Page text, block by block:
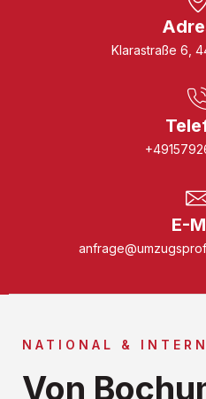
Klarastraße 6,
E-
NATIONAL &
Von